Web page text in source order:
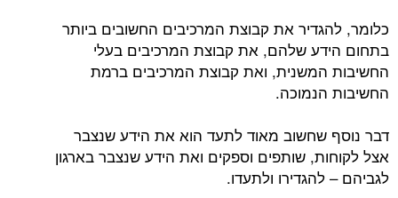
כלומר, להגדיר את קבוצת המרכיבים החשובים ביותר
בתחום הידע שלהם, את קבוצת המרכיבים בעלי
החשיבות המשנית, ואת קבוצת המרכיבים ברמת
החשיבות הנמוכה.
דבר נוסף שחשוב מאוד לתעד הוא את הידע שנצבר
אצל לקוחות, שותפים וספקים ואת הידע שנצבר בארגון
לגביהם – להגדירו ולתעדו.